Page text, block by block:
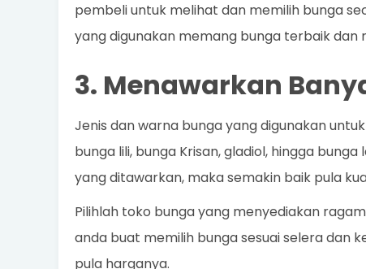
pembeli untuk melihat dan memilih bunga
yang digunakan memang bunga terbaik dan
3. Menawarkan
Jenis dan warna bunga yang digunakan
bunga lili, bunga Krisan, gladiol, hingga
yang ditawarkan, maka semakin baik pula
Pilihlah toko bunga yang menyediakan
anda buat memilih bunga sesuai selera dan
pula harganya.